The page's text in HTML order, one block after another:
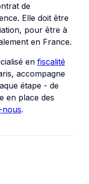
de
Elle doit être
pour être à
en France.
en fiscalité
accompagne
étape - de
en place des
nous.